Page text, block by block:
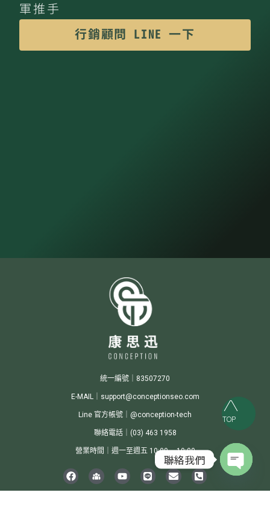
軍推手
行銷顧問 LINE 一下
TOP
統一編號｜83507270
E-MAIL｜support@conceptionseo.com
Line 官方帳號｜@conception-tech
聯絡電話｜(03) 463 1958
營業時間｜週一至週五 10:00 ~ 19:00
聯絡我們